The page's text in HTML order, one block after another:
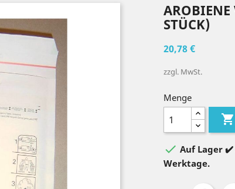
AROBIENE
STÜCK)
20,78 €
zzgl. MwSt.
Menge

 Auf Lager
Werktage.